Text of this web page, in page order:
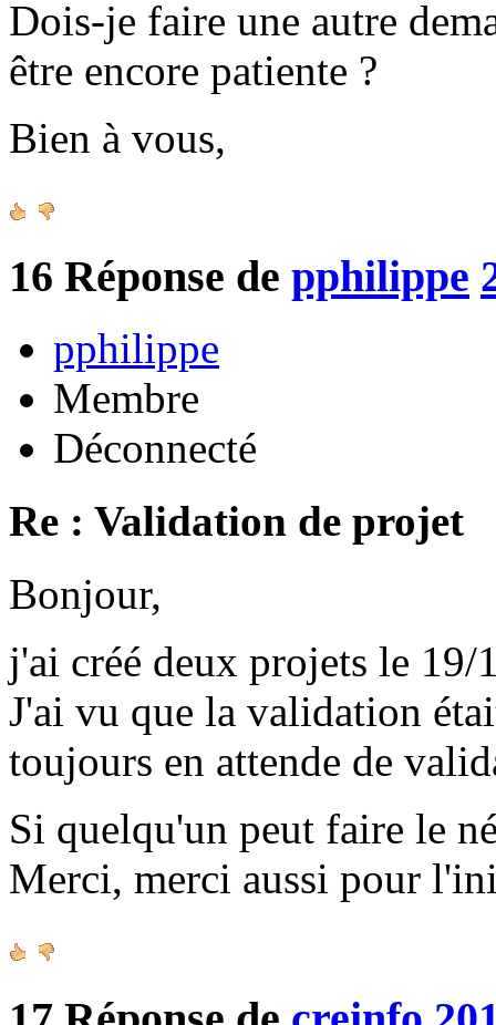
Dois-je faire une autre
être encore patiente ?
Bien à vous,
16 Réponse de pphilippe
pphilippe
Membre
Déconnecté
Re : Validation de projet
Bonjour,
j'ai créé deux projets le 19/
J'ai vu que la validation
toujours en attende de
Si quelqu'un peut faire le
Merci, merci aussi pour